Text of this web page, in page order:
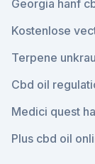
Georgia hanf
Kostenlose
Terpene
Cbd oil
Medici quest
Plus cbd oil